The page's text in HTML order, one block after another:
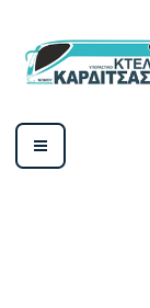
περιεχόμενο